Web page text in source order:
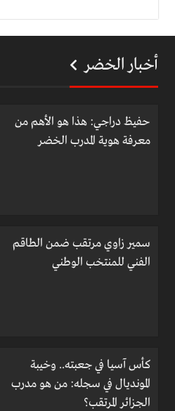
أخبار الخضر
حفيظ دراجي: هذا هو الأهم من
معرفة هوية المدرب الخضر
سمير زاوي مرتقب ضمن الطاقم
الفني للمنتخب الوطني
كأس آسيا في جعبته.. وخيبة
المونديال في سجله: من هو مدرب
الجزائر المرتقب؟